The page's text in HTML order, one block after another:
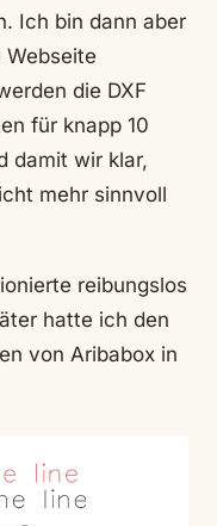
Ich bin dann aber
Webseite
die DXF
für knapp 10
damit wir klar,
mehr sinnvoll
reibungslos
hatte ich den
von Aribabox in